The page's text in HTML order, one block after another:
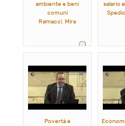
ambiente e beni
comuni
Ramacci, Mira
salario
Povertà e